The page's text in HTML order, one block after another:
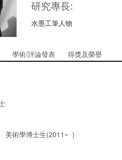
研究專長:
水墨工筆人物
學術/評論發表
得獎及榮譽
美術學博士生(2011~ )